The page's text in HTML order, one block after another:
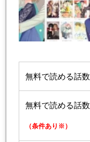
無料で読める話数
無料で読める話数
（条件あり※）